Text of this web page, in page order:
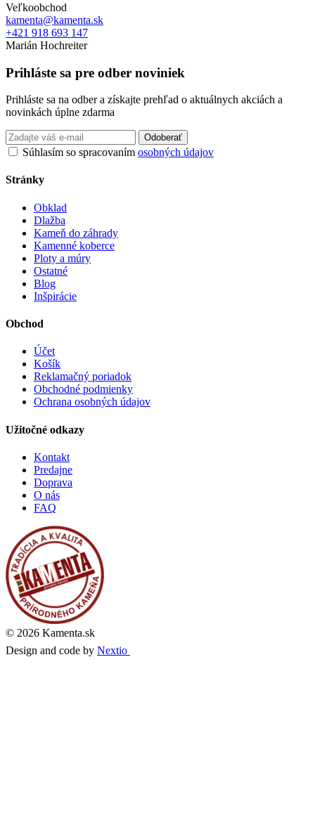
Veľkoobchod
kamenta@kamenta.sk
+421 918 693 147
Marián Hochreiter
Prihláste sa pre odber noviniek
Prihláste sa na odber a získajte prehľad o aktuálnych akciách a
novinkách úplne zdarma
Odoberať
Súhlasím so spracovaním osobných údajov
Stránky
Obklad
Dlažba
Kameň do záhrady
Kamenné koberce
Ploty a múry
Ostatné
Blog
Inšpirácie
Obchod
Účet
Košík
Reklamačný poriadok
Obchodné podmienky
Ochrana osobných údajov
Užitočné odkazy
Kontakt
Predajne
Doprava
O nás
FAQ
© 2026 Kamenta.sk
Design and code by Nextio